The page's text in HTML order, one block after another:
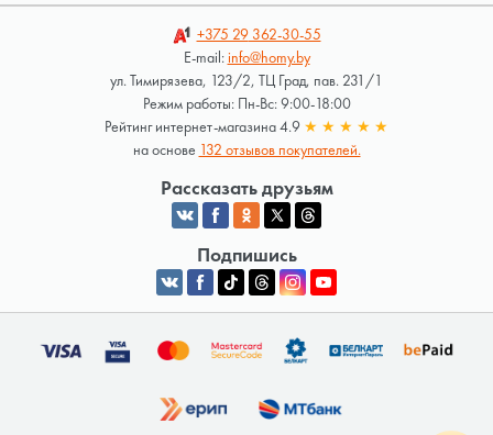
+375 29362-30-55
E-mail:info@homy.by
ул. Тимирязева, 123/2, ТЦ Град, пав. 231/1
Режим работы: Пн-Вс: 9:00-18:00
Рейтинг интернет-магазина 4.9 ★ ★ ★ ★ ★
на основе 132 отзывов покупателей.
Рассказать друзьям
Подпишись